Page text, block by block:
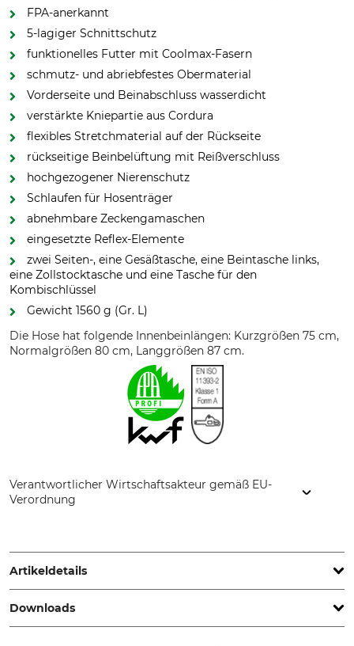
FPA-anerkannt
5-lagiger Schnittschutz
funktionelles Futter mit Coolmax-Fasern
schmutz- und abriebfestes Obermaterial
Vorderseite und Beinabschluss wasserdicht
verstärkte Kniepartie aus Cordura
flexibles Stretchmaterial auf der Rückseite
rückseitige Beinbelüftung mit Reißverschluss
hochgezogener Nierenschutz
Schlaufen für Hosenträger
abnehmbare Zeckengamaschen
eingesetzte Reflex-Elemente
zwei Seiten-, eine Gesäßtasche, eine Beintasche links,
eine Zollstocktasche und eine Tasche für den
Kombischlüssel
Gewicht 1560 g (Gr. L)
Die Hose hat folgende Innenbeinlängen: Kurzgrößen 75 cm,
Normalgrößen 80 cm, Langgrößen 87 cm.
Verantwortlicher Wirtschaftsakteur gemäß EU-
Verordnung
Slovakia, www.profiforest.eu
Artikeldetails
Norm
EN ISO 11393-2
A
Downloads